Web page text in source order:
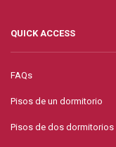
QUICK ACCESS
FAQs
Pisos de un dormitorio
Pisos de dos dormitorios